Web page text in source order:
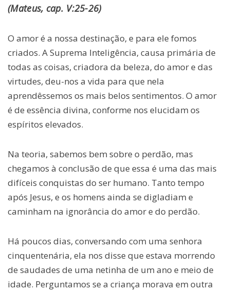
(Mateus, cap. V:25-26)
O amor é a nossa destinação, e para ele fomos
criados. A Suprema Inteligência, causa primária de
todas as coisas, criadora da beleza, do amor e das
virtudes, deu-nos a vida para que nela
aprendêssemos os mais belos sentimentos. O amor
é de essência divina, conforme nos elucidam os
espíritos elevados.
Na teoria, sabemos bem sobre o perdão, mas
chegamos à conclusão de que essa é uma das mais
difíceis conquistas do ser humano. Tanto tempo
após Jesus, e os homens ainda se digladiam e
caminham na ignorância do amor e do perdão.
Há poucos dias, conversando com uma senhora
cinquentenária, ela nos disse que estava morrendo
de saudades de uma netinha de um ano e meio de
idade. Perguntamos se a criança morava em outra